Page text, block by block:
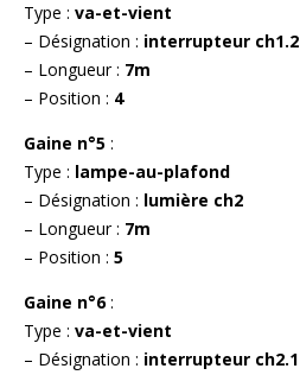
Type : va-et-vient
– Désignation : interrupteur ch1.2
– Longueur : 7m
– Position : 4
Gaine n°5 :
Type : lampe-au-plafond
– Désignation : lumière ch2
– Longueur : 7m
– Position : 5
Gaine n°6:
Type : va-et-vient
– Désignation : interrupteur ch2.1